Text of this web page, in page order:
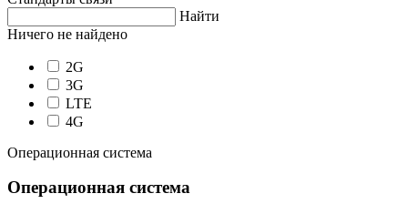
Найти
Ничего не найдено
2G
3G
LTE
4G
Операционная система
Операционная система